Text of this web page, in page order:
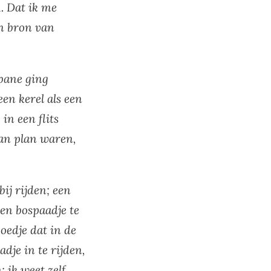
Dat ik me
bron van
ging
kerel als een
in een flits
plan waren,
rijden; een
bospaadje te
dat in de
in te rijden,